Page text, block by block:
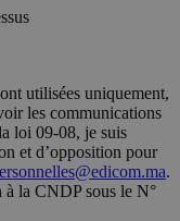
utilisées uniquement,
les communications
loi 09-08, je suis
et d’opposition pour
.
à la CNDP sous le N°